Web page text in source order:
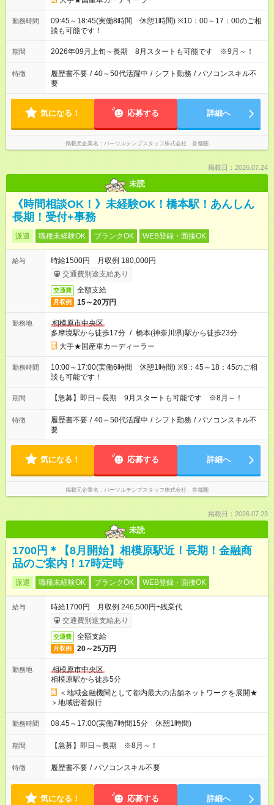
勤務時間
09:45～18:45(実働8時間 休憩1時間) ※10：00～17：00のご相
談も可能です！
期間 2026年09月上旬～長期 8月スタートも可能です ※9月～！
特徴 履歴書不要 / 40～50代活躍中 / シフト勤務 / パソコンスキル不
要
気になる！ 応募する 詳細へ
掲載元企業名 パーソルテンプスタッフ株式会社 首都圏
掲載日：2026.07.24
未読
《時間相談OK！》未経験OK！橋本駅！あんしん
長期！受付+事務
派遣 職種未経験OK ブランクOK WEB登録・面接OK
給与
時給1500円 月収例 180,000円
交通費別途支給あり
交通費 全額支給
月収例 15～20万円
勤務地
相模原市中央区
多摩境駅から徒歩17分 / 橋本(神奈川県)駅から徒歩23分
大手★国産車カーディーラー
勤務時間
10:00～17:00(実働6時間 休憩1時間) ※9：45～18：45のご相
談も可能です！
期間 【急募】即日～長期 9月スタートも可能です ※8月～！
特徴 履歴書不要 / 40～50代活躍中 / シフト勤務 / パソコンスキル不
要
気になる！ 応募する 詳細へ
掲載元企業名 パーソルテンプスタッフ株式会社 首都圏
掲載日：2026.07.23
未読
1700円＊【8月開始】相模原駅近！長期！金融商
品のご案内！17時定時
派遣 職種未経験OK ブランクOK WEB登録・面接OK
給与
時給1700円 月収例 246,500円+残業代
交通費別途支給あり
交通費 全額支給
月収例 20～25万円
勤務地
相模原市中央区
相模原駅から徒歩5分
＜地域金融機関として都内最大の店舗ネットワークを展開★
＞地域密着銀行
勤務時間 08:45～17:00(実働7時間15分 休憩1時間)
期間 【急募】即日～長期 ※8月～！
特徴 履歴書不要 / パソコンスキル不要
気になる！ 応募する 詳細へ